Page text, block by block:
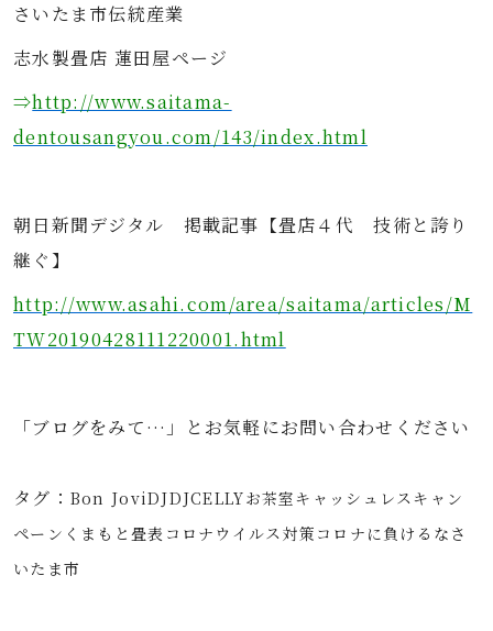
さいたま市伝統産業
志水製畳店 蓮田屋ページ
⇒http://www.saitama-
dentousangyou.com/143/index.html
朝日新聞デジタル 掲載記事【畳店４代 技術と誇り
継ぐ】
http://www.asahi.com/area/saitama/articles/M
TW20190428111220001.html
「ブログをみて…」とお気軽にお問い合わせください
タグ： Bon JoviDJDJCELLYお茶室キャッシュレスキャン
ペーン くまもと畳表 コロナウイルス対策 コロナに負けるな さ
いたま市